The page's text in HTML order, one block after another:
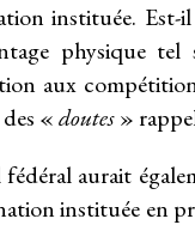
instituée.
physique
aux
«doutes»
aurait
instituée en